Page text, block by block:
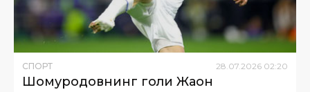
СПОРТ 28 07 2026 02:20
Шомуродовнинг голи Жаҳон